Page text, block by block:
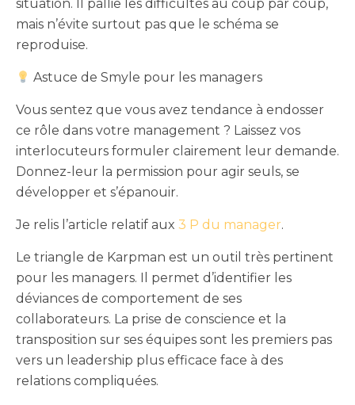
situation. Il pallie les difficultés au coup par coup,
mais n’évite surtout pas que le schéma se
reproduise.
Astuce de Smyle pour les managers
Vous sentez que vous avez tendance à endosser
ce rôle dans votre management ? Laissez vos
interlocuteurs formuler clairement leur demande.
Donnez-leur la permission pour agir seuls, se
développer et s’épanouir.
Je relis l’article relatif aux 3 P du manager.
Le triangle de Karpman est un outil très pertinent
pour les managers. Il permet d’identifier les
déviances de comportement de ses
collaborateurs. La prise de conscience et la
transposition sur ses équipes sont les premiers pas
vers un leadership plus efficace face à des
relations compliquées.